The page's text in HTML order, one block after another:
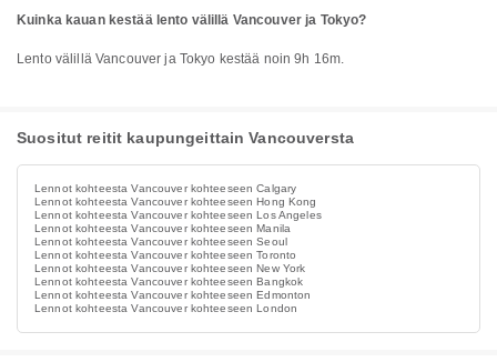
Kuinka kauan kestää lento välillä Vancouver ja Tokyo?
Lento välillä Vancouver ja Tokyo kestää noin 9h 16m.
Suositut reitit kaupungeittain Vancouversta
Lennot kohteesta Vancouver kohteeseen Calgary
Lennot kohteesta Vancouver kohteeseen Hong Kong
Lennot kohteesta Vancouver kohteeseen Los Angeles
Lennot kohteesta Vancouver kohteeseen Manila
Lennot kohteesta Vancouver kohteeseen Seoul
Lennot kohteesta Vancouver kohteeseen Toronto
Lennot kohteesta Vancouver kohteeseen New York
Lennot kohteesta Vancouver kohteeseen Bangkok
Lennot kohteesta Vancouver kohteeseen Edmonton
Lennot kohteesta Vancouver kohteeseen London